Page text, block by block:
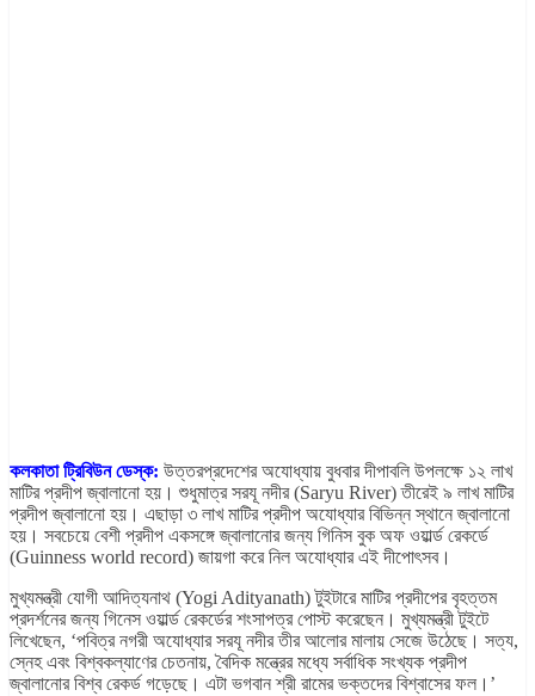
কলকাতা ট্রিবিউন ডেস্ক: উত্তরপ্রদেশের অযোধ্যায় বুধবার দীপাবলি উপলক্ষে ১২ লাখ
মাটির প্রদীপ জ্বালানো হয়। শুধুমাত্র সরযূ নদীর (Saryu River) তীরেই ৯ লাখ মাটির
প্রদীপ জ্বালানো হয়। এছাড়া ৩ লাখ মাটির প্রদীপ অযোধ্যার বিভিন্ন স্থানে জ্বালানো
হয়। সবচেয়ে বেশী প্রদীপ একসঙ্গে জ্বালানোর জন্য গিনিস বুক অফ ওয়ার্ল্ড রেকর্ডে
(Guinness world record) জায়গা করে নিল অযোধ্যার এই দীপোৎসব।
মুখ্যমন্ত্রী যোগী আদিত্যনাথ (Yogi Adityanath) টুইটারে মাটির প্রদীপের বৃহত্তম
প্রদর্শনের জন্য গিনেস ওয়ার্ল্ড রেকর্ডের শংসাপত্র পোস্ট করেছেন। মুখ্যমন্ত্রী টুইটে
লিখেছেন, ‘পবিত্র নগরী অযোধ্যার সরযূ নদীর তীর আলোর মালায় সেজে উঠেছে। সত্য,
স্নেহ এবং বিশ্বকল্যাণের চেতনায়, বৈদিক মন্ত্রের মধ্যে সর্বাধিক সংখ্যক প্রদীপ
জ্বালানোর বিশ্ব রেকর্ড গড়েছে। এটা ভগবান শ্রী রামের ভক্তদের বিশ্বাসের ফল।’